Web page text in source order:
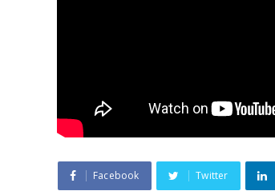
Facebook Twitter